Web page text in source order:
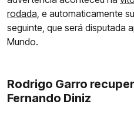
rodada, e automaticamente
seguinte, que será disputada
Mundo.
Rodrigo Garro
Fernando Diniz